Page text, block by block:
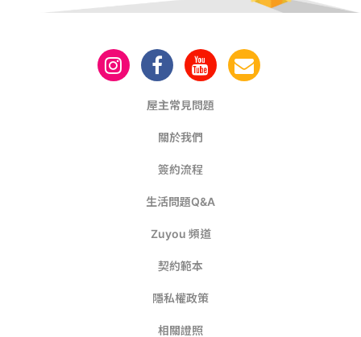
屋主常見問題
關於我們
簽約流程
生活問題Q&A
Zuyou 頻道
契約範本
隱私權政策
相關證照